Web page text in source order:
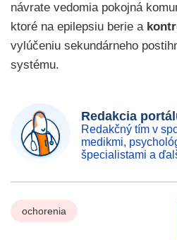
návrate vedomia pokojná
ktoré na epilepsiu berie a
vylúčeniu sekundárneho
systému.
Redakcia
Redakčný tím v
medikmi,
špecialistami a
ochorenia